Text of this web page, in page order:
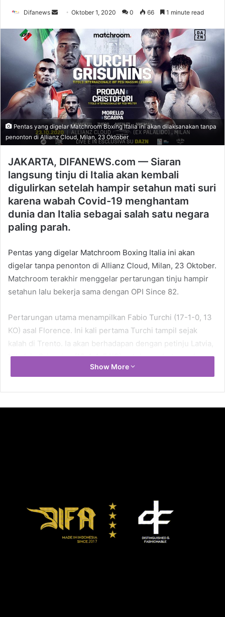
Difanews
Send
email
Oktober 1, 2020 0 66 1 minute read
Pentas yang digelar Matchroom Boxing Italia ini akan dilaksanakan tanpa
penonton di Allianz Cloud, Milan, 23 Oktober
JAKARTA, DIFANEWS.com — Siaran
langsung tinju di Italia akan kembali
digulirkan setelah hampir setahun mati suri
karena wabah Covid-19 menghantam
dunia dan Italia sebagai salah satu negara
paling parah.
Pentas yang digelar Matchroom Boxing Italia ini akan
digelar tanpa penonton di Allianz Cloud, Milan, 23 Oktober.
Matchroom terakhir menggelar pertarungan tinju hampir
setahun lalu bekerja sama dengan OPI Since 82.
Pertarungan utama menampilkan Fabio Turchi (17-1-0, 13
KO) asal Florence. Ini kali pertama Turchi tampil sejak
kalah di Trento. Ia akan berhadapan dengan petinju Latvia,
Nikolajs Grisunins (12-1-1, 5 KO) untuk perebutan gelar
lowong kelas penjelajah IBF International.
Duél pendampingnya menyodorkan laga Maxim Prodan
(18-0-1, 14 KO) yang akan mempertahankan gelar kelas
Partai lainnya, mantan juara kelas bulu WBC International
Silver, Francesco Grandelli (13-1-1, 2 KO) akan berjumpa
mantan juara Commonwealth Reece Bellotti.
Show More